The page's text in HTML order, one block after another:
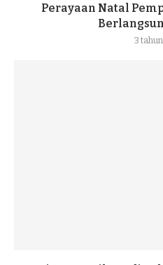
Perayaan Natal
3